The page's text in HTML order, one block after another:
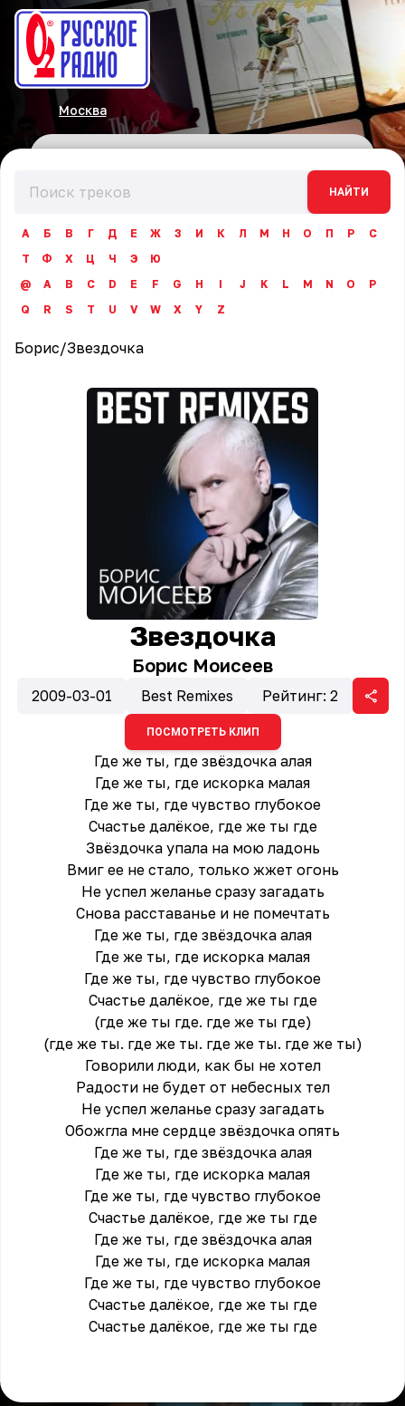
Москва
НАЙТИ
А Б В Г Д Е Ж З И К Л М Н О П Р
С
Т
Ф Х Ц Ч Э
Ю
@
A B C D E F G H I J K L M N O
P
Q
R S T U V W X Y Z
Борис/Звездочка
Звездочка
Борис Моисеев
2009-03-01 Best Remixes Рейтинг: 2
ПОСМОТРЕТЬ КЛИП
Где же ты, где звёздочка алая
Где же ты, где искорка малая
Где же ты, где чувство глубокое
Счастье далёкое, где же ты где
Звёздочка упала на мою ладонь
Вмиг ее не стало, только жжет огонь
Не успел желанье сразу загадать
Снова расставанье и не помечтать
Где же ты, где звёздочка алая
Где же ты, где искорка малая
Где же ты, где чувство глубокое
Счастье далёкое, где же ты где
(где же ты где. где же ты где)
(где же ты. где же ты. где же ты. где же ты)
Говорили люди, как бы не хотел
Радости не будет от небесных тел
Не успел желанье сразу загадать
Обожгла мне сердце звёздочка опять
Где же ты, где звёздочка алая
Где же ты, где искорка малая
Где же ты, где чувство глубокое
Счастье далёкое, где же ты где
Где же ты, где звёздочка алая
Где же ты, где искорка малая
Где же ты, где чувство глубокое
Счастье далёкое, где же ты где
Счастье далёкое, где же ты где